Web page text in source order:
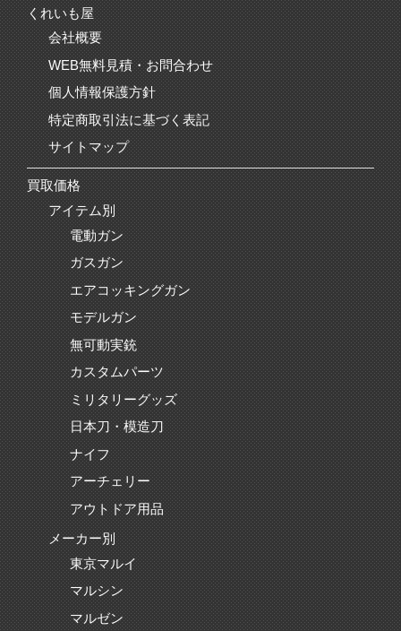
くれいも屋
会社概要
WEB無料見積・お問合わせ
個人情報保護方針
特定商取引法に基づく表記
サイトマップ
買取価格
アイテム別
電動ガン
ガスガン
エアコッキングガン
モデルガン
無可動実銃
カスタムパーツ
ミリタリーグッズ
日本刀・模造刀
ナイフ
アーチェリー
アウトドア用品
メーカー別
東京マルイ
マルシン
マルゼン